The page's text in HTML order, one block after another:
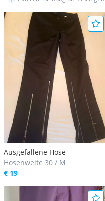
Ausgefallene Hose
Hosenweite 30 / M
€ 19